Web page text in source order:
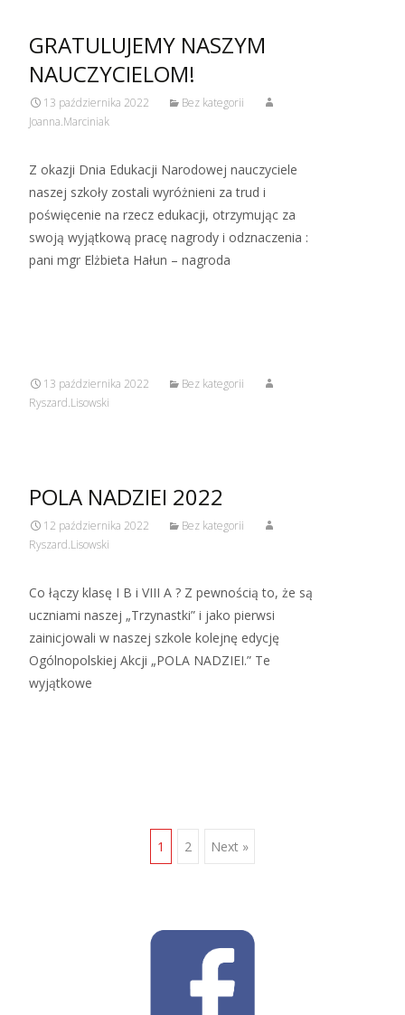
GRATULUJEMY NASZYM
NAUCZYCIELOM!
13 października 2022
Bez kategorii
Joanna.Marciniak
Z okazji Dnia Edukacji Narodowej nauczyciele
naszej szkoły zostali wyróżnieni za trud i
poświęcenie na rzecz edukacji, otrzymując za
swoją wyjątkową pracę nagrody i odznaczenia :
pani mgr Elżbieta Hałun – nagroda
13 października 2022
Bez kategorii
Ryszard.Lisowski
POLA NADZIEI 2022
12 października 2022
Bez kategorii
Ryszard.Lisowski
Co łączy klasę I B i VIII A ? Z pewnością to, że są
uczniami naszej „Trzynastki” i jako pierwsi
zainicjowali w naszej szkole kolejnę edycję
Ogólnopolskiej Akcji „POLA NADZIEI.” Te
wyjątkowe
1 2 Next »